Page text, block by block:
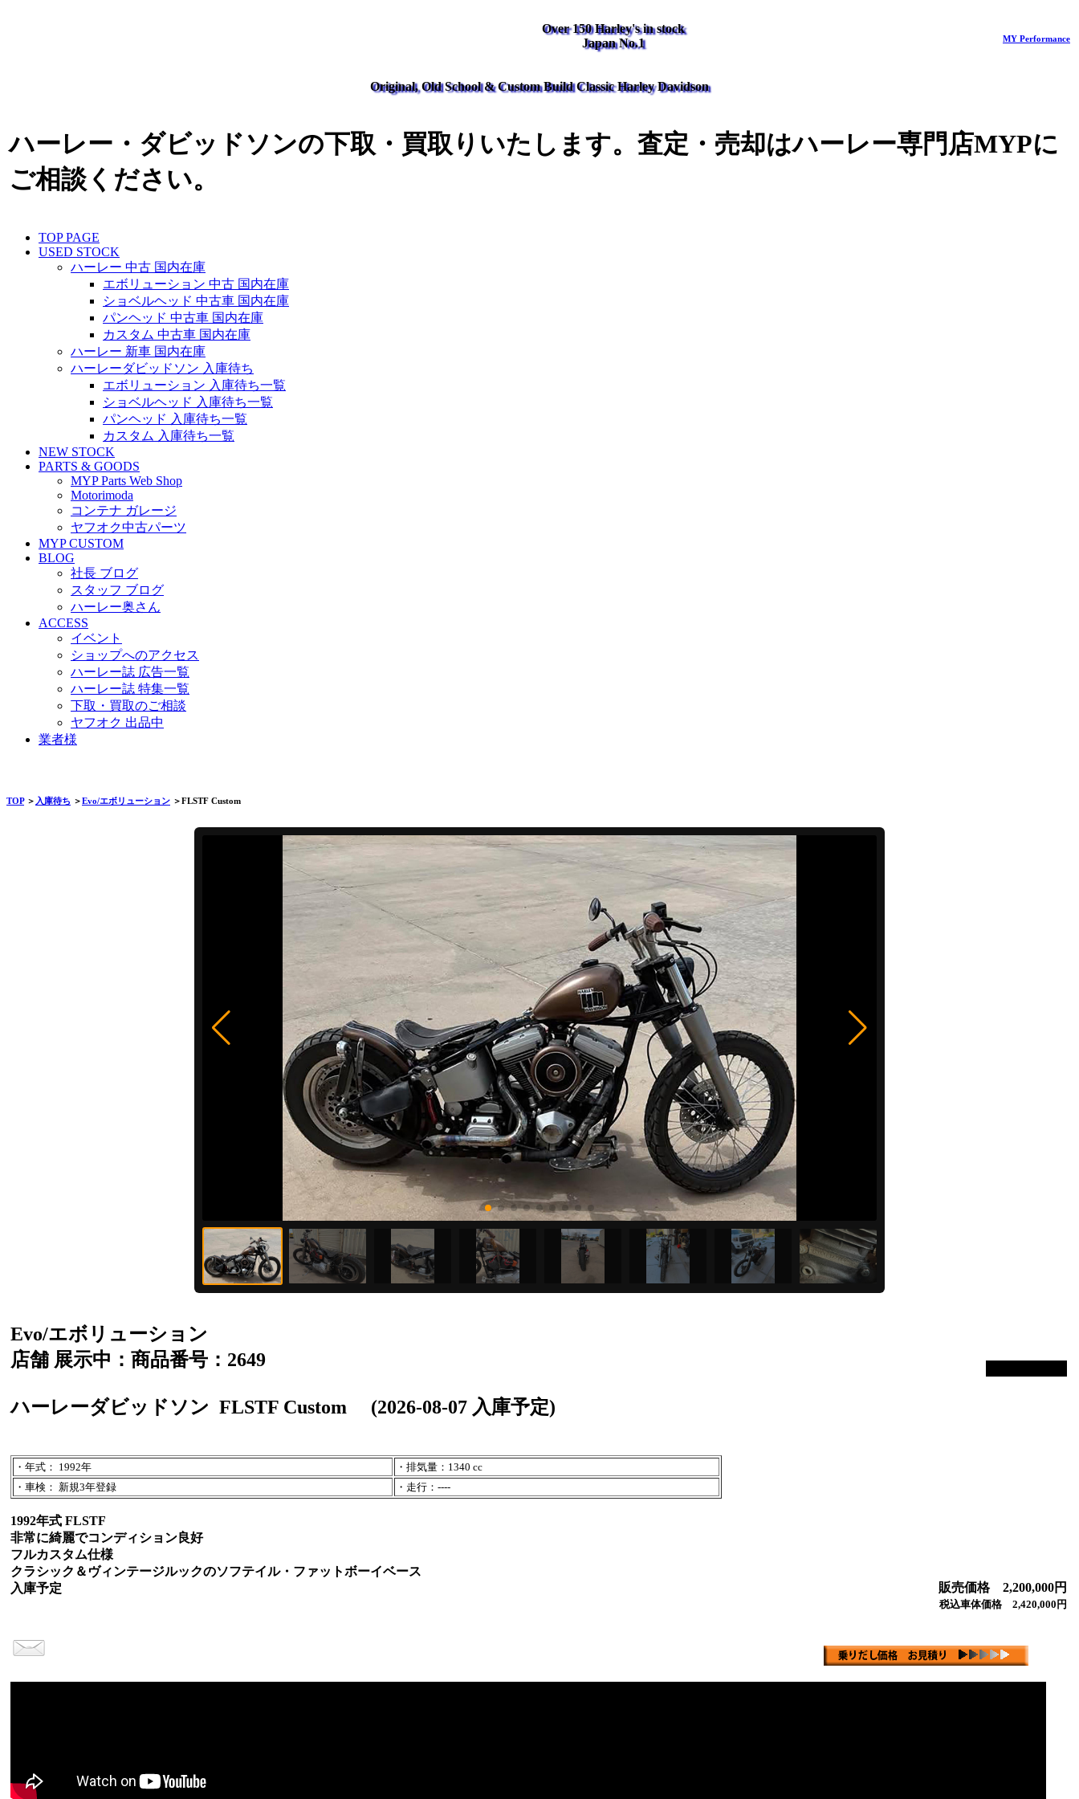
Over 150 Harley's in stock
Japan No.1
MY Performance
Original, Old School & Custom Build Classic Harley Davidson
ハーレー・ダビッドソンの下取・買取りいたします。査定・売却はハーレー専門店MYPに
ご相談ください。
TOP PAGE
USED STOCK
ハーレー 中古 国内在庫
エボリューション 中古 国内在庫
ショベルヘッド 中古車 国内在庫
パンヘッド 中古車 国内在庫
カスタム 中古車 国内在庫
ハーレー 新車 国内在庫
ハーレーダビッドソン 入庫待ち
エボリューション 入庫待ち一覧
ショベルヘッド 入庫待ち一覧
パンヘッド 入庫待ち一覧
カスタム 入庫待ち一覧
NEW STOCK
PARTS & GOODS
MYP Parts Web Shop
Motorimoda
コンテナ ガレージ
ヤフオク中古パーツ
MYP CUSTOM
BLOG
社長 ブログ
スタッフ ブログ
ハーレー奥さん
ACCESS
イベント
ショップへのアクセス
ハーレー誌 広告一覧
ハーレー誌 特集一覧
下取・買取のご相談
ヤフオク 出品中
業者様
TOP＞ 入庫待ち ＞Evo/エボリューション ＞FLSTF Custom
Evo/エボリューション
店舗 展示中：商品番号：2649
ハーレーダビッドソン FLSTF Custom (2026-08-07 入庫予定)
・年式： 1992年
・排気量：1340 cc
・車検： 新規3年登録
・走行：----
1992年式 FLSTF
非常に綺麗でコンディション良好
フルカスタム仕様
クラシック＆ヴィンテージルックのソフテイル・ファットボーイベース
入庫予定
販売価格 2,200,000円
税込車体価格 2,420,000円